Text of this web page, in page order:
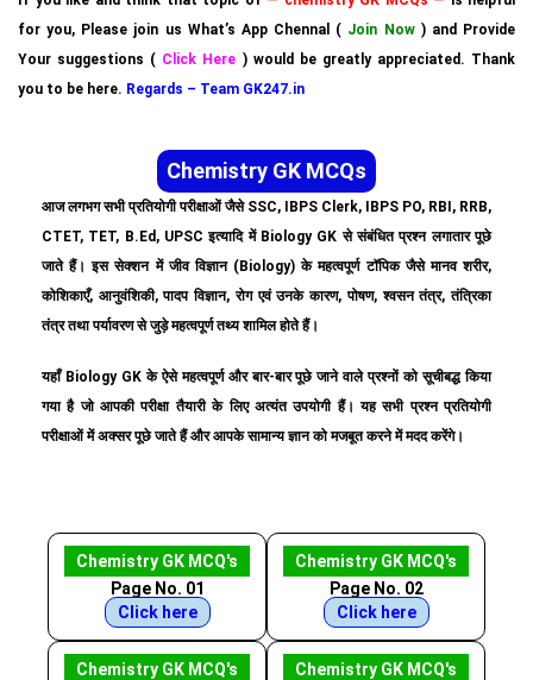
for you, Please join us What’s App Chennal ( Join Now) and Provide
Your suggestions ( Click Here ) would be greatly appreciated. Thank
you to be here. Regards – Team GK247.in
Chemistry GK MCQs
आज लगभग सभी प्रतियोगी परीक्षाओं जैसे SSC, IBPS Clerk, IBPS PO, RBI, RRB,
CTET, TET, B.Ed, UPSC इत्यादि में Biology GK से संबंधित प्रश्न लगातार पूछे
जाते हैं। इस सेक्शन में जीव विज्ञान (Biology) के महत्वपूर्ण टॉपिक जैसे मानव शरीर,
कोशिकाएँ, आनुवंशिकी, पादप विज्ञान, रोग एवं उनके कारण, पोषण, श्वसन तंत्र, तंत्रिका
तंत्र तथा पर्यावरण से जुड़े महत्वपूर्ण तथ्य शामिल होते हैं।
यहाँ Biology GK के ऐसे महत्वपूर्ण और बार-बार पूछे जाने वाले प्रश्नों को सूचीबद्ध किया
गया है जो आपकी परीक्षा तैयारी के लिए अत्यंत उपयोगी हैं। यह सभी प्रश्न प्रतियोगी
परीक्षाओं में अक्सर पूछे जाते हैं और आपके सामान्य ज्ञान को मजबूत करने में मदद करेंगे।
Chemistry GK MCQ's
Page No. 01
Click here
Chemistry GK MCQ's
Page No. 02
Click here
Chemistry GK MCQ's
Chemistry GK MCQ's